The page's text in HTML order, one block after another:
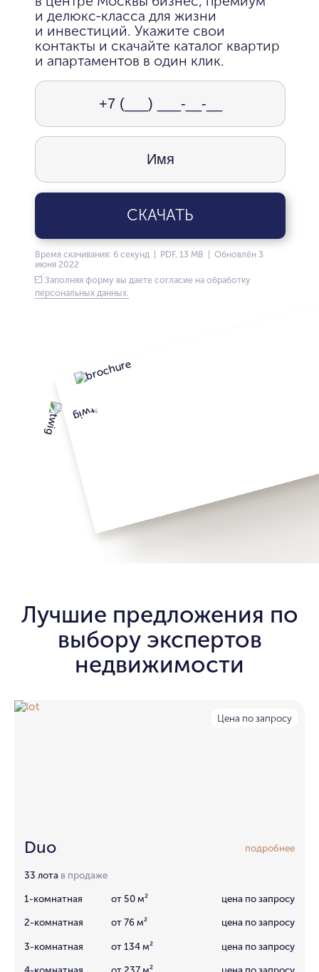
и делюкс-класса для жизни
и инвестиций. Укажите свои
контакты и скачайте каталог квартир
и апартаментов в один клик.
СКАЧАТЬ
Время скачивания: 6 секунд | PDF, 13 MB | Обновлён 3
июня 2022
Заполняя форму вы даете согласие на обработку
персональных данных.
Лучшие предложения по
выбору экспертов
недвижимости
Цена по запросу
Duo подробнее
33 лота в продаже
1-комнатная от 50 м² цена по запросу
2-комнатная от 76 м² цена по запросу
3-комнатная от 134 м² цена по запросу
4-комнатная от 237 м² цена по запросу